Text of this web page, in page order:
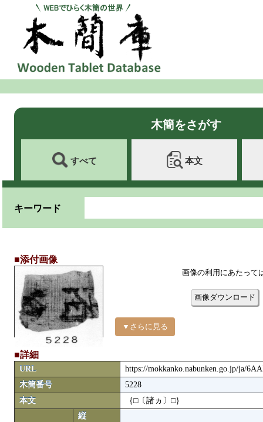
木簡をさがす
すべて 本文
キーワード
■添付画像
▼さらに見る
画像の利用にあたって
画像ダウンロード
■詳細
URL
https://mokkanko.nabunken.go.jp/ja/
木簡番号
5228
本文
｛□〔諸ヵ〕□｝
縦